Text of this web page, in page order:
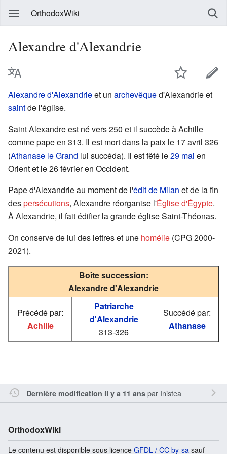
OrthodoxWiki
Alexandre d'Alexandrie
Alexandre d'Alexandrieet un archevêqued'Alexandrie et
saintde l'église.
Saint Alexandre est né vers 250 et il succède à Achille
comme pape en 313. Il est mort dans la paix le 17 avril 326
(Athanase le Grand lui succéda). Il est fêté le29 mai en
Orient et le 26 février en Occident.
Pape d'Alexandrie au moment de l'édit de Milan et de la fin
despersécutions, Alexandre réorganise l'Église d'Égypte.
À Alexandrie, il fait édifier la grande église Saint-Théonas.
On conserve de lui des lettres et une homélie (CPG 2000-
2021).
Boîte succession:
Alexandre d'Alexandrie
Précédé par:
Achille
Patriarche
d'Alexandrie
313-326
Succédé par:
Athanase
Dernière modification il y a 11 anspar Inistea
OrthodoxWiki
Le contenu est disponible sous licence GFDL / CC by-sa sauf